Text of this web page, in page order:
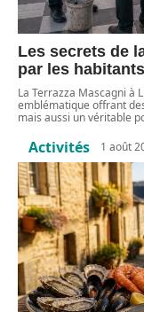
Les secrets de
par les habitants
La Terrazza Mascagni à
emblématique offrant
mais aussi un véritable
Activités 1 août